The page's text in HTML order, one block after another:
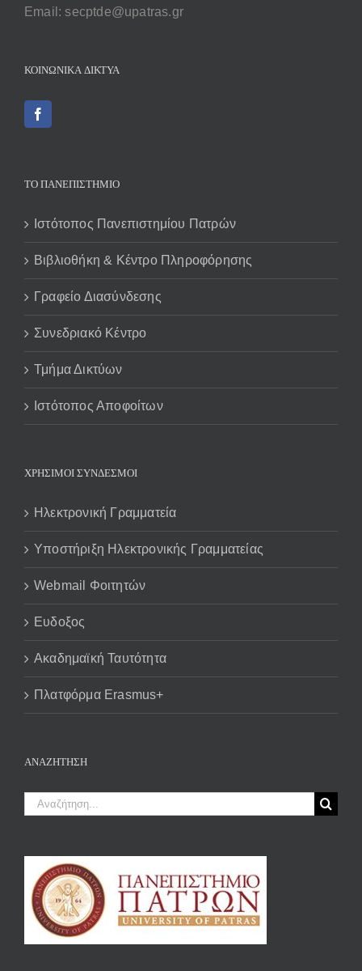
Email: secptde@upatras.gr
ΚΟΙΝΩΝΙΚΆ ΔΊΚΤΥΑ
ΤΟ ΠΑΝΕΠΙΣΤΗΜΙΟ
Ιστότοπος Πανεπιστημίου Πατρών
Βιβλιοθήκη & Κέντρο Πληροφόρησης
Γραφείο Διασύνδεσης
Συνεδριακό Κέντρο
Τμήμα Δικτύων
Ιστότοπος Αποφοίτων
ΧΡΗΣΙΜΟΙ ΣΥΝΔΕΣΜΟΙ
Ηλεκτρονική Γραμματεία
Υποστήριξη Ηλεκτρονικής Γραμματείας
Webmail Φοιτητών
Ευδοξος
Ακαδημαϊκή Ταυτότητα
Πλατφόρμα Erasmus+
ΑΝΑΖΉΤΗΣΗ
Αναζήτηση
για: